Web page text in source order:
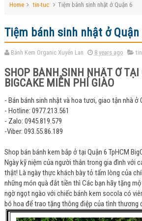
Home tin-tuc Tiệm bánh sinh nhật ở Quận 6
Tiệm bánh sinh nhật ở Quận
Bánh Kem Organic Xuyên Lan 8 years ago
SHOP BÁNH SINH NHẬT Ở TẠI
BIGCAKE MIỄN PHÍ GIAO
- Bán bánh sinh nhật và hoa tươi, giao tận nhà ở
- Hotline: 0977.213.561
- Zalo: 0945.819.579
-Viber: 093.55.86.189
Shop bán bánh kem bắp ở tại Quận 6 TpHCM
Ngày kỹ niệm của người thân trong gia đình với
thật! Là ngày thực khách bày tỏ tấm lòng của
những món quà đắt tiền thì Các bạn hãy tặng
ngờ ngọt ngào với chiếc bánh kem socola có
bó hoa để trao tặng thông điệp của tình thương